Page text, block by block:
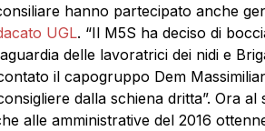
hanno partecipato anche
UGL. “Il M5S ha deciso di
delle lavoratrici dei nidi e
il capogruppo Dem
dalla schiena dritta”. Ora al
alle amministrative del 2016